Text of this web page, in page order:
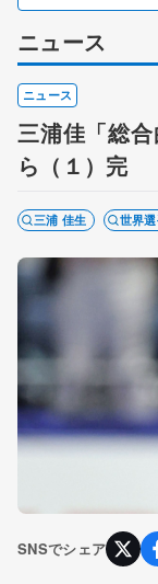
ニュース
ニュース
三浦佳「総
ら（１）完
三浦 佳生 世界
SNSでシェア